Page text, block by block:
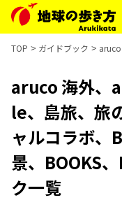
TOP ガイドブック
aruco 海外、
le、島旅、旅
ャルコラボ、
景、BOOKS
ク一覧